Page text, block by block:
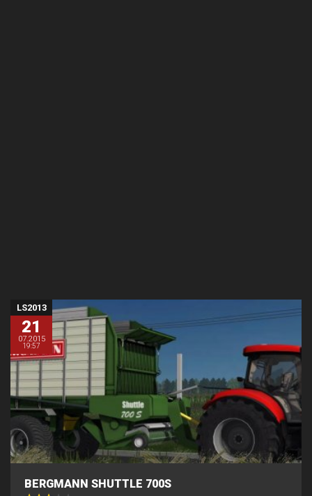
LS2013
21
07.2015
19:57
BERGMANN SHUTTLE 700S